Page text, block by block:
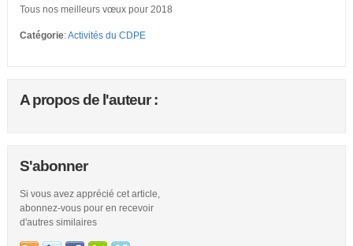
Tous nos meilleurs vœux pour 2018
Catégorie:Activités du CDPE
A propos de l'auteur :
S'abonner
Si vous avez apprécié cet article,
abonnez-vous pour en recevoir
d'autres similaires